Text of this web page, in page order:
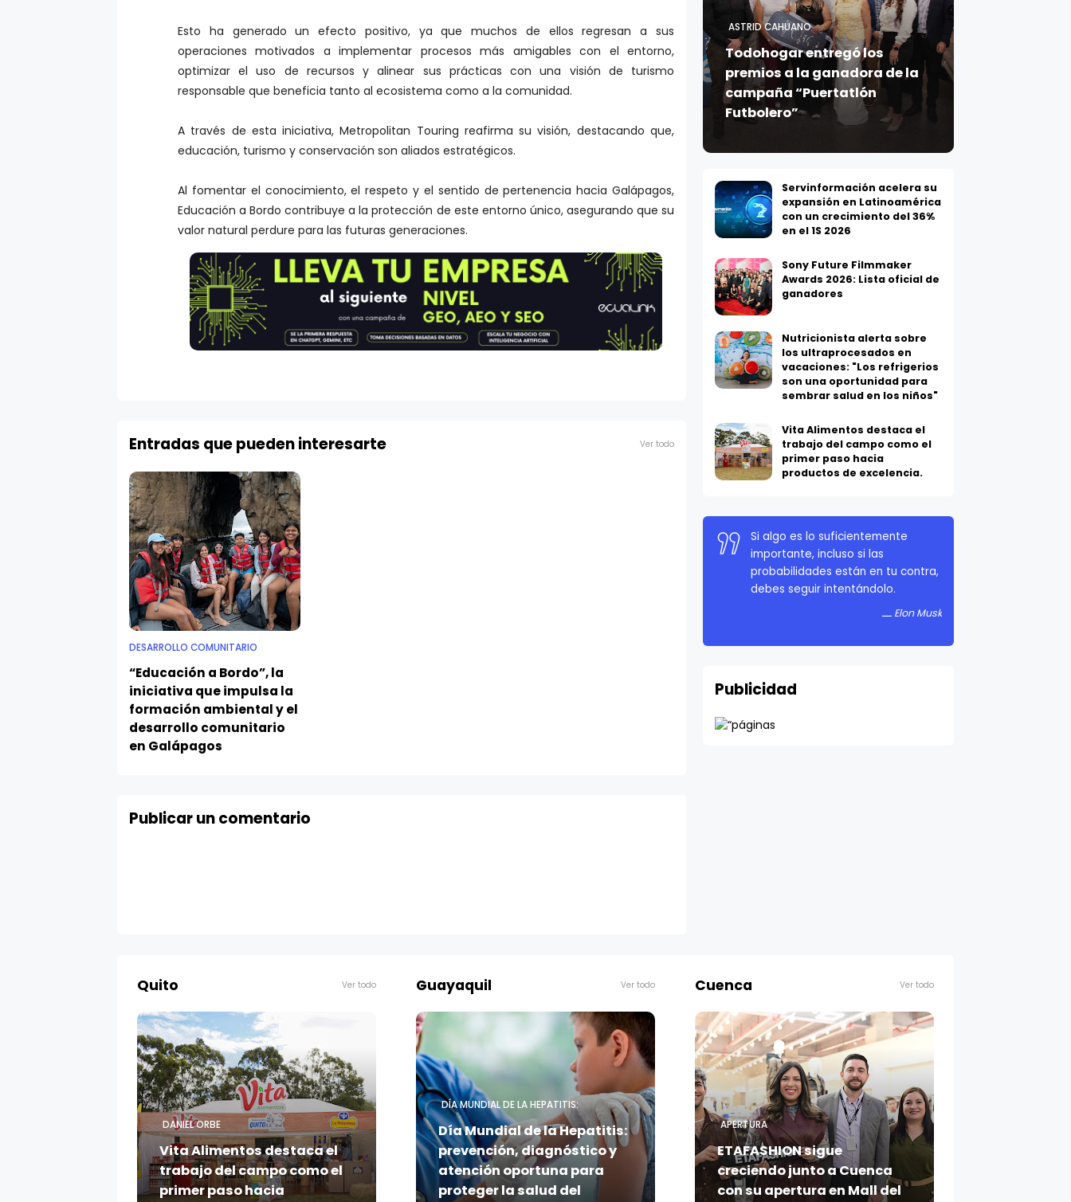
Esto ha generado un efecto positivo, ya que muchos de ellos regresan a sus
operaciones motivados a implementar procesos más amigables con el entorno,
optimizar el uso de recursos y alinear sus prácticas con una visión de turismo
responsable que beneficia tanto al ecosistema como a la comunidad.
A través de esta iniciativa, Metropolitan Touring reafirma su visión, destacando que,
educación, turismo y conservación son aliados estratégicos.
Al fomentar el conocimiento, el respeto y el sentido de pertenencia hacia Galápagos,
Educación a Bordo contribuye a la protección de este entorno único, asegurando que su
valor natural perdure para las futuras generaciones.
Entradas que pueden interesarte Ver todo
DESARROLLO COMUNITARIO
“Educación a Bordo”, la
iniciativa que impulsa la
formación ambiental y el
desarrollo comunitario
en Galápagos
Publicar un comentario
ASTRID CAHUANO
Todohogar entregó los
premios a la ganadora de la
campaña “Puertatlón
Futbolero”
Servinformación acelera su
expansión en Latinoamérica
con un crecimiento del 36%
en el 1S 2026
Sony Future Filmmaker
Awards 2026: Lista oficial de
ganadores
Nutricionista alerta sobre
los ultraprocesados en
vacaciones: "Los refrigerios
son una oportunidad para
sembrar salud en los niños"
Vita Alimentos destaca el
trabajo del campo como el
primer paso hacia
productos de excelencia.
Si algo es lo suficientemente
importante, incluso si las
probabilidades están en tu contra,
debes seguir intentándolo.
Elon Musk
Publicidad
Quito Ver todo
DANIEL ORBE
Vita Alimentos destaca el
trabajo del campo como el
primer paso hacia
Guayaquil Ver todo
DÍA MUNDIAL DE LA HEPATITIS:
Día Mundial de la Hepatitis:
prevención, diagnóstico y
atención oportuna para
proteger la salud del
Cuenca Ver todo
APERTURA
ETAFASHION sigue
creciendo junto a Cuenca
con su apertura en Mall del